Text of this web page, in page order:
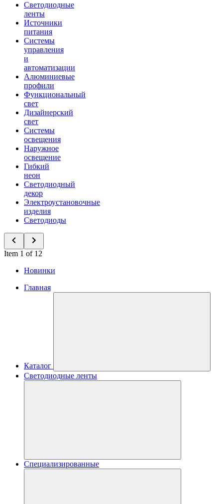
Светодиодные
ленты
Источники
питания
Системы
управления
и
автоматизации
Алюминиевые
профили
Функциональный
свет
Дизайнерский
свет
Системы
освещения
Наружное
освещение
Гибкий
неон
Светодиодный
декор
Электроустановочные
изделия
Светодиоды
Item 1 of 12
Новинки
Главная
Каталог
Светодиодные ленты
Специализированные